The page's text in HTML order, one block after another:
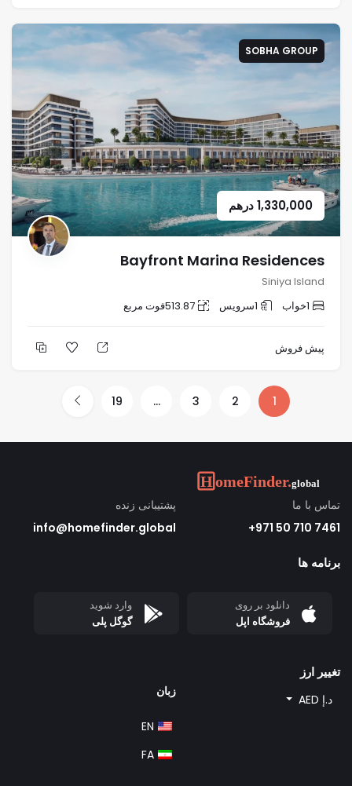
SOBHA GROUP
1,330,000درهم
Bayfront Marina Residences
Siniya Island
1خواب 1سرویس 513.87فوت مربع
پیش فروش
1
2
3
…
19
تماس با ما
7461 710 50 971+
پشتیبانی زنده
info@homefinder.global
برنامه ها
دانلود بر روی
فروشگاه اپل
وارد شوید
گوگل پلی
تغییر ارز
د.إ AED
زبان
EN
FA